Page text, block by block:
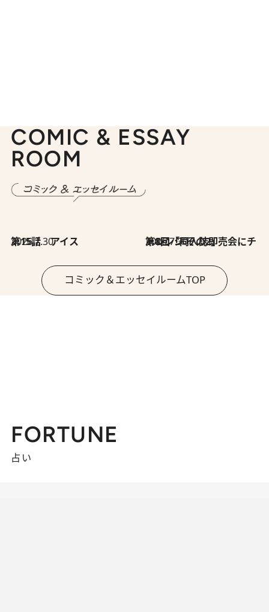
COMIC & ESSAY
ROOM
2026.7.30
第15話 アイス 2026.7.30
第8回「同人誌即売会にチャレンジ その2」
コミック＆エッセイルームTOP
FORTUNE
占い